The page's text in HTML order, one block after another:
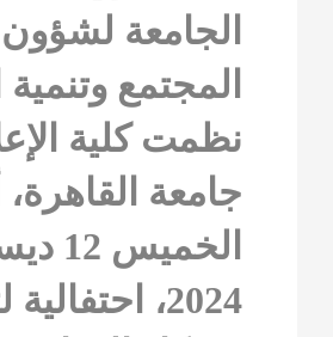
الجامعة
المجتمع وتنمية
نظمت كلية
جامعة
الخميس
2024،